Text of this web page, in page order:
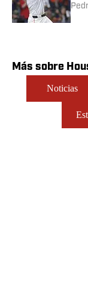
Más sobre
Noticias